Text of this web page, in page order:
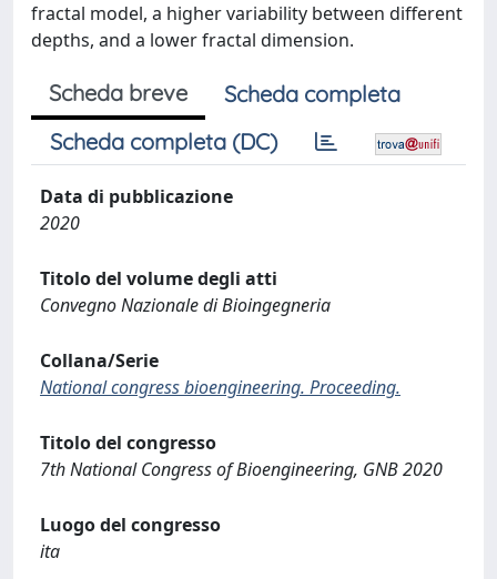
fractal model, a higher variability between different
depths, and a lower fractal dimension.
Scheda breve
Scheda completa
Scheda completa (DC)
Data di pubblicazione
2020
Titolo del volume degli atti
Convegno Nazionale di Bioingegneria
Collana/Serie
National congress bioengineering. Proceeding.
Titolo del congresso
7th National Congress of Bioengineering, GNB 2020
Luogo del congresso
ita